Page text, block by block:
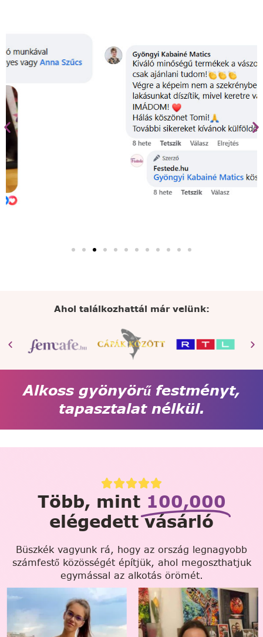
Ahol találkozhattál már velünk:
Alkoss gyönyörű festményt,
tapasztalat nélkül.
Több, mint 100,000
elégedett vásárló
Büszkék vagyunk rá, hogy az ország legnagyobb
számfestő közösségét építjük, ahol megoszthatjuk
egymással az alkotás örömét.